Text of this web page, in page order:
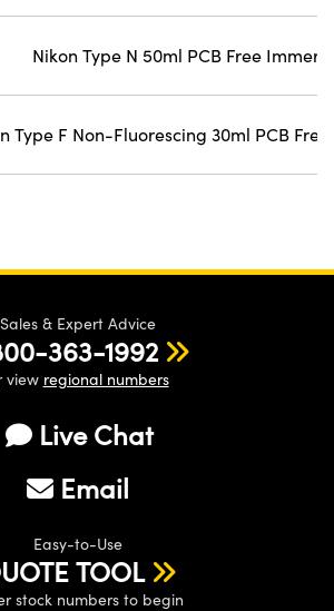
Nikon Type N 50ml PCB Free
Type F Non-Fluorescing 30ml PCB
Sales & Expert Advice
363-1992
view regional numbers
Live Chat
Email
Easy-to-Use
TOOL
stock numbers to begin